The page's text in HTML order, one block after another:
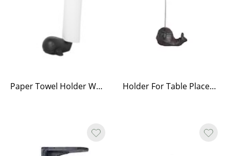
Paper Towel Holder Whale Iron Holder For Table Placement Iron Snail